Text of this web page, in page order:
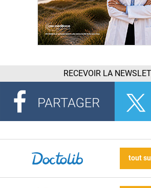
RECEVOIR LA
tout